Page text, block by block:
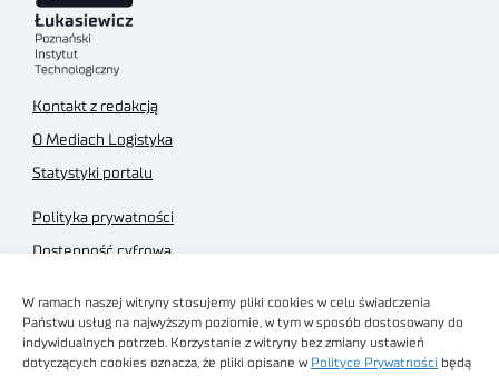
W ramach naszej witryny stosujemy pliki cookies w celu świadczenia
Państwu usług na najwyższym poziomie, w tym w sposób dostosowany do
indywidualnych potrzeb. Korzystanie z witryny bez zmiany ustawień
dotyczących cookies oznacza, że pliki opisane w Polityce Prywatności będą
Kontakt z redakcją
O Mediach Logistyka
Statystyki portalu
Polityka prywatności
Dostępność cyfrowa
Regulamin sklepu